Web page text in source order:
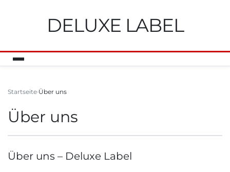
DELUXE LABEL
Startseite Über uns
Über uns
Über uns – Deluxe Label